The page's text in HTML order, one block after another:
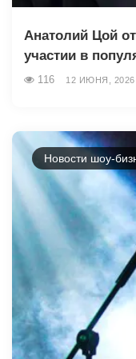
Анатолий Цой
участии в
116 12 ИЮНЯ, 2026
Новости шоу-